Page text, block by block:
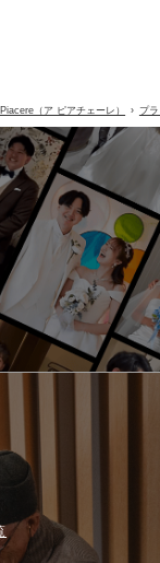
（ア ピアチェーレ） プ